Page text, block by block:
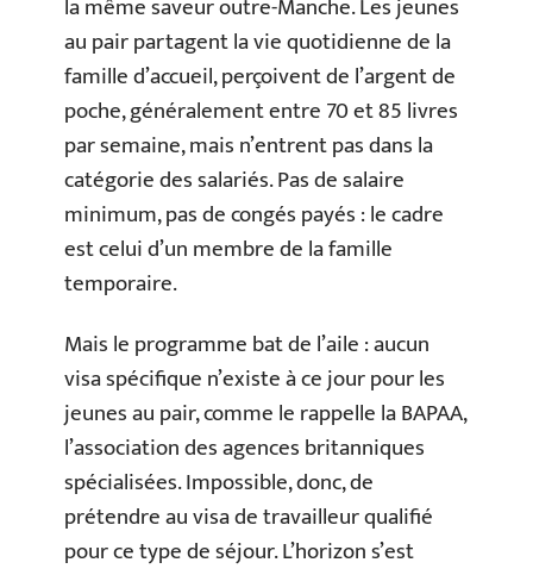
la même saveur outre-Manche. Les jeunes
au pair partagent la vie quotidienne de la
famille d’accueil, perçoivent de l’argent de
poche, généralement entre 70 et 85 livres
par semaine, mais n’entrent pas dans la
catégorie des salariés. Pas de salaire
minimum, pas de congés payés : le cadre
est celui d’un membre de la famille
temporaire.
Mais le programme bat de l’aile : aucun
visa spécifique n’existe à ce jour pour les
jeunes au pair, comme le rappelle la BAPAA,
l’association des agences britanniques
spécialisées. Impossible, donc, de
prétendre au visa de travailleur qualifié
pour ce type de séjour. L’horizon s’est